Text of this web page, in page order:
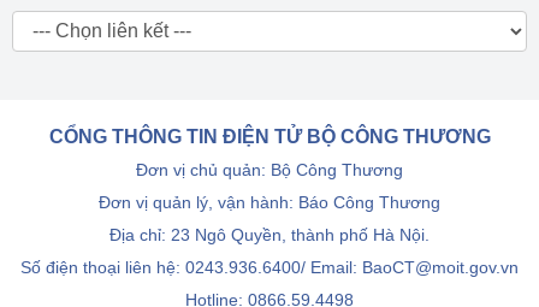
CỔNG THÔNG TIN ĐIỆN TỬ BỘ CÔNG THƯƠNG
Đơn vị chủ quản: Bộ Công Thương
Đơn vị quản lý, vận hành: Báo Công Thương
Địa chỉ: 23 Ngô Quyền, thành phố Hà Nội.
Số điện thoại liên hệ: 0243.936.6400/ Email: BaoCT@moit.gov.vn
Hotline: 0866.59.4498